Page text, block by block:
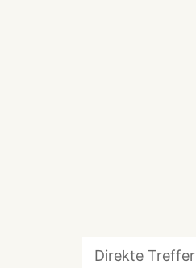
Direkte Treffer